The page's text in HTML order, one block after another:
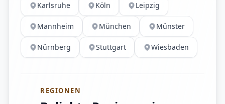
Karlsruhe Köln Leipzig
Mannheim München Münster
Nürnberg Stuttgart Wiesbaden
REGIONEN